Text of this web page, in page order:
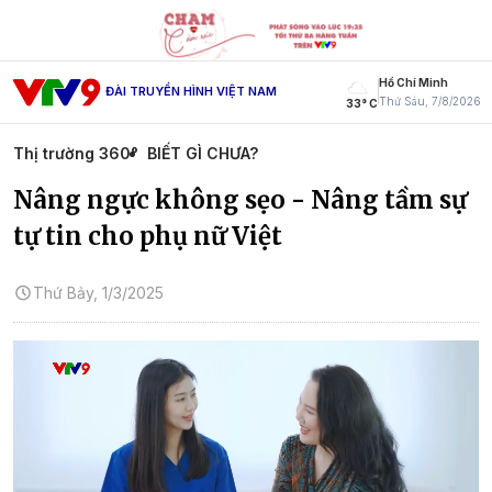
ĐÀI TRUYỀN HÌNH VIỆT NAM
33° C
Hồ Chí Minh
Thứ Sáu, 7/8/2026
Thị trường 360° BIẾT GÌ CHƯA?
Nâng ngực không sẹo - Nâng tầm sự
tự tin cho phụ nữ Việt
Thứ Bảy, 1/3/2025